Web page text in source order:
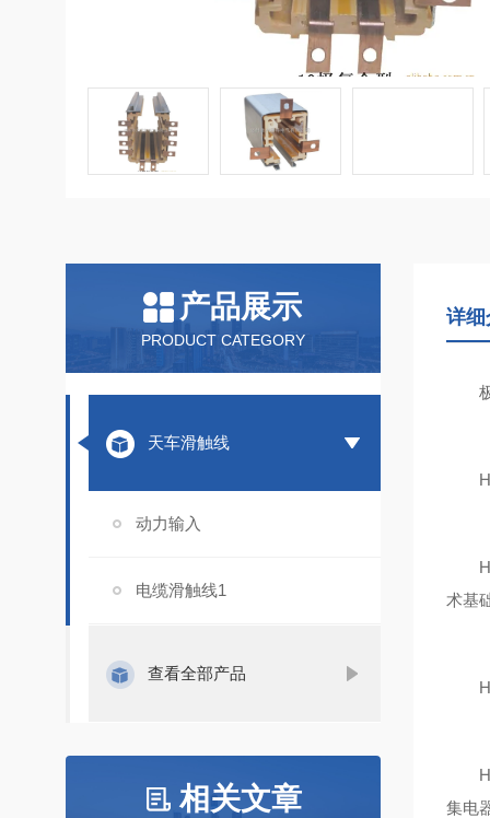
产品展示
PRODUCT CATEGORY
天车滑触线
动力输入
电缆滑触线1
查看全部产品
相关文章
详细
极
术基
集电